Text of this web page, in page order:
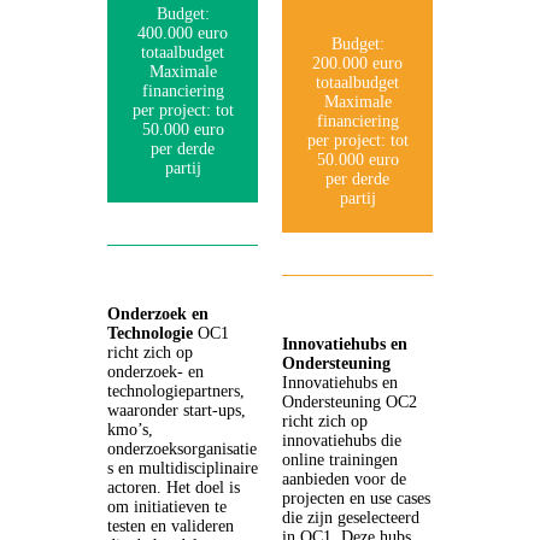
Budget:
400.000 euro
totaalbudget
Maximale
financiering
per project: tot
50.000 euro
per derde
partij
Onderzoek en
Technologie OC1
richt zich op
onderzoek- en
technologiepartners,
waaronder start-ups,
kmo’s,
onderzoeksorganisatie
s en multidisciplinaire
actoren. Het doel is
om initiatieven te
testen en valideren
Budget:
200.000 euro
totaalbudget
Maximale
financiering
per project: tot
50.000 euro
per derde
partij
Innovatiehubs en
Ondersteuning
Innovatiehubs en
Ondersteuning OC2
richt zich op
innovatiehubs die
online trainingen
aanbieden voor de
projecten en use cases
die zijn geselecteerd